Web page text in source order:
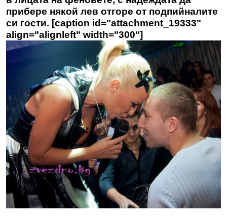
прибере някой лев отгоре от подпийналите
си гости. [caption id="attachment_19333"
align="alignleft" width="300"]